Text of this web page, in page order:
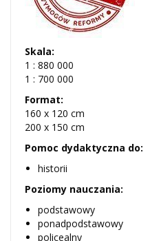
Skala:
1 : 880 000
1 : 700 000
Format:
160 x 120 cm
200 x 150 cm
Pomoc dydaktyczna do:
historii
Poziomy nauczania:
podstawowy
ponadpodstawowy
policealny